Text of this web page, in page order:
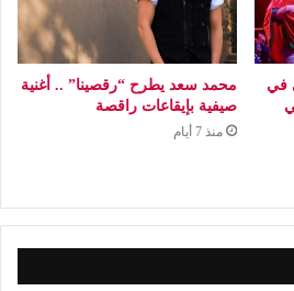
في
محمد سعد يطرح “رقصينا” .. أغنية
صيفية بإيقاعات راقصة
منذ 7 أيام